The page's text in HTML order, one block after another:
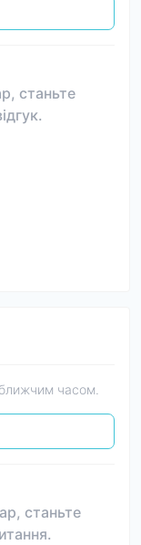
станьте
часом.
станьте